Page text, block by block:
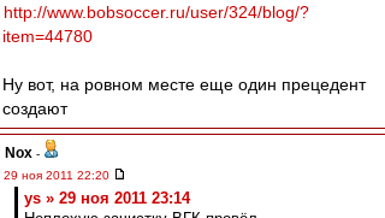
http://www.bobsoccer.ru/user/324/blog/?
item=44780
Ну вот, на ровном месте еще один прецедент
создают
Nox -
29 ноя 2011 22:20
ys » 29 ноя 2011 23:14